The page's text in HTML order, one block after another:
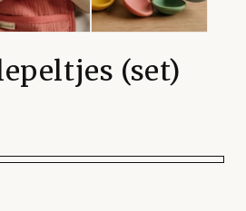
(set)